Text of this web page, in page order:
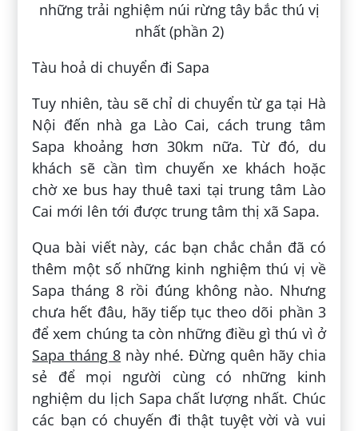
Tàu hoả di chuyển đi Sapa
Tuy nhiên, tàu sẽ chỉ di chuyển từ ga tại Hà
Nội đến nhà ga Lào Cai, cách trung tâm
Sapa khoảng hơn 30km nữa. Từ đó, du
khách sẽ cần tìm chuyến xe khách hoặc
chờ xe bus hay thuê taxi tại trung tâm Lào
Cai mới lên tới được trung tâm thị xã Sapa.
Qua bài viết này, các bạn chắc chắn đã có
thêm một số những kinh nghiệm thú vị về
Sapa tháng 8 rồi đúng không nào. Nhưng
chưa hết đâu, hãy tiếp tục theo dõi phần 3
để xem chúng ta còn những điều gì thú vì ở
Sapa tháng 8 này nhé. Đừng quên hãy chia
sẻ để mọi người cùng có những kinh
nghiệm du lịch Sapa chất lượng nhất. Chúc
các bạn có chuyến đi thật tuyệt vời và vui